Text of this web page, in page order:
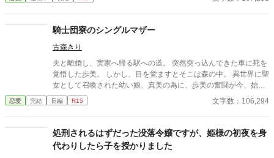
宣言」だった。 守るための偽装結婚――のはずが、ロイの家系
聖女セイラや仲間たちと共に、命を狙う別国や古代魔法研究、宗
騎士団長（ポンコツ）×格闘少女の、真剣なのにどこか不器用な
恋物語。 ※王族・貴族や魔法使用者の登場はありません ※ざまぁ
展開はありません ※人物関係と積み重ねを軸にした作品です ※完
結済を投稿しています ※本作は小説家になろうとカクヨムにも同
騎士団寮のシングルマザー
古森きり
夫と離婚し、実家へ帰る駅への道。 突然突っ込んできた車に死を
覚悟した歩美。 しかし、目を覚ますとそこは森の中。 異世界に聖
女として召喚された幼い娘、真美の為に、歩美の奮闘が今、始ま
る！ ……と、意気込んだものの全く家事が出来ない歩美の明日は
どっちだ!? ※ノベルアップ+様（読み直し改稿ナッシング先行公
す）、小説家になろうさん、アルファポリスさんは改稿したもの
を掲載しています。 ※割と鬱展開多いのでご注意ください。作者
はあんまり鬱展開だと思ってませんけども。
恋愛 完結 長編 R15 文字数：106,294
処刑されるはずだった没落令嬢ですが、姫様の初夜を身
代わりしたら子を授かりました